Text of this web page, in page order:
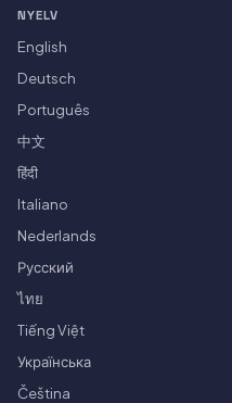
NYELV
English
Deutsch
Português
中文
हिंदी
Italiano
Nederlands
Русский
ไทย
Tiếng Việt
Українська
Čeština